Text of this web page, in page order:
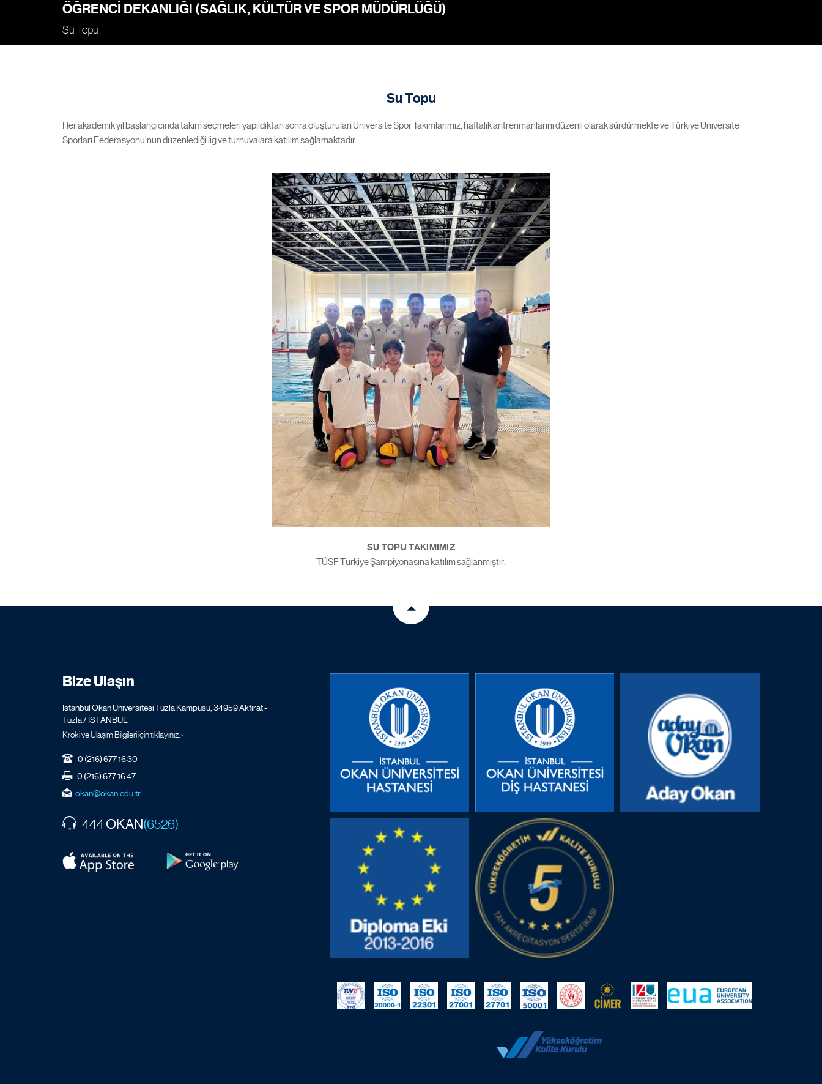
ÖĞRENCI DEKANLIĞI (SAĞLIK, KÜLTÜR VE SPOR MÜDÜRLÜĞÜ)
Su Topu
Su Topu
Her akademik yıl başlangıcında takım seçmeleri yapıldıktan sonra oluşturulan Üniversite Spor Takımlarımız, haftalık antrenmanlarını düzenli olarak sürdürmekte ve Türkiye Üniversite
Sporları Federasyonu’nun düzenlediği lig ve turnuvalara katılım sağlamaktadır.
SU TOPU TAKIMIMIZ
TÜSF Türkiye Şampiyonasına katılım sağlanmıştır.
Bize Ulaşın
İstanbul Okan Üniversitesi Tuzla Kampüsü, 34959 Akfırat -
Tuzla / İSTANBUL
Kroki ve Ulaşım Bilgileri için tıklayınız. ›
0 (216) 677 16 30
0 (216) 677 16 47
okan@okan.edu.tr
444OKAN(6526)